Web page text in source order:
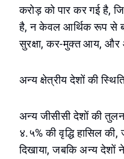
करोड़ को पार कर गई है,
है, न केवल आर्थिक रूप से
सुरक्षा, कर-मुक्त आय, और
अन्य क्षेत्रीय देशों की
अन्य जीसीसी देशों की
४.५% की वृद्धि हासिल
दिखाया, जबकि अन्य देशों